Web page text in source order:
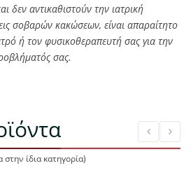
δεν αντικαθιστούν την ιατρική
σοβαρών κακώσεων, είναι απαραίτητο
ή τον φυσικοθεραπευτή σας για την
σας.
ίδια κατηγορία)